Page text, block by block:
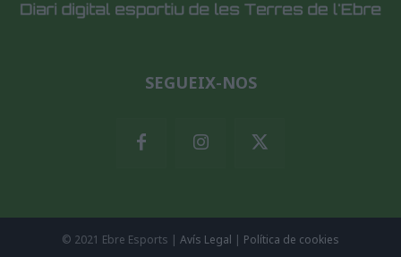
SEGUEIX-NOS
© 2021 Ebre Esports | Avís Legal | Política de cookies